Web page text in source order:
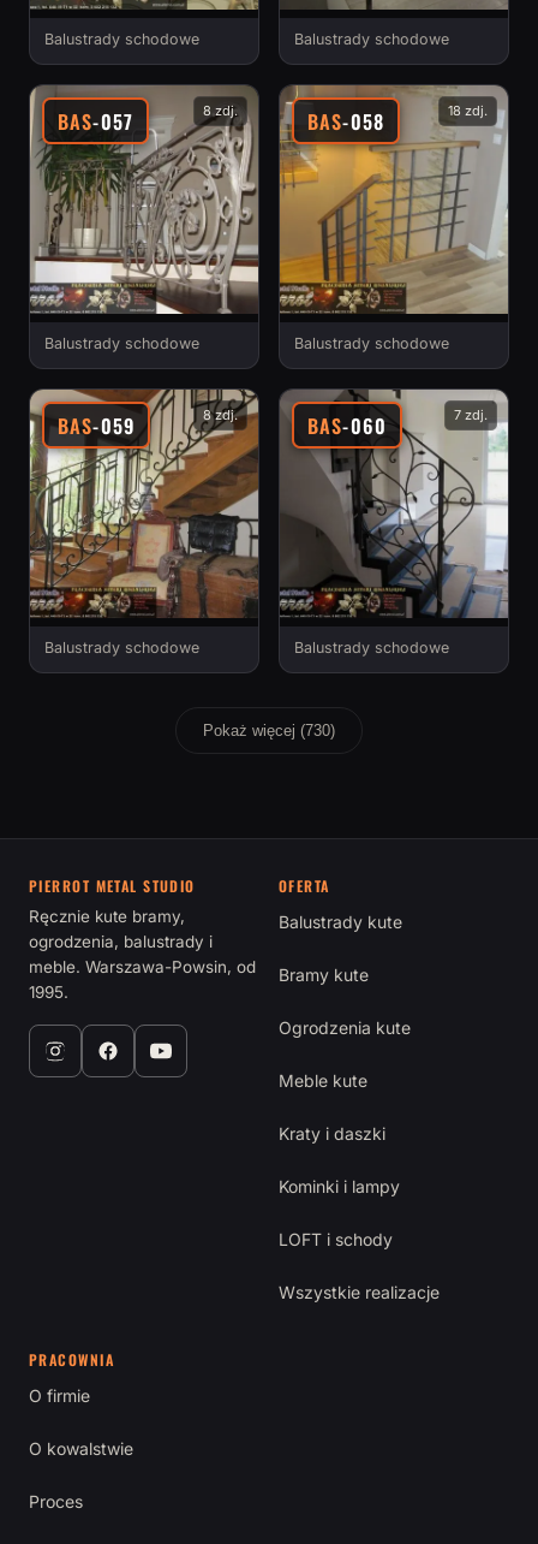
Balustrady schodowe Balustrady schodowe
BAS-057 8 zdj.
Balustrady schodowe
BAS-058 18 zdj.
Balustrady schodowe
BAS-059 8 zdj.
Balustrady schodowe
BAS-060 7 zdj.
Balustrady schodowe
Pokaż więcej (730)
PIERROT METAL STUDIO
Ręcznie kute bramy,
ogrodzenia, balustrady i
meble. Warszawa-Powsin, od
1995.
OFERTA
Balustrady kute
Bramy kute
Ogrodzenia kute
Meble kute
Kraty i daszki
Kominki i lampy
LOFT i schody
Wszystkie realizacje
PRACOWNIA
O firmie
O kowalstwie
Proces